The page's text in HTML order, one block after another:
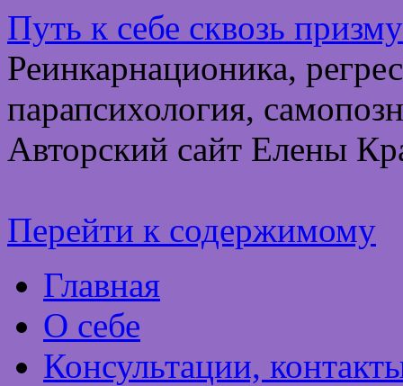
Путь к себе сквозь
Реинкарнационика,
парапсихология,
Авторский сайт Елены
Перейти к содержимому
Главная
О себе
Консультации,